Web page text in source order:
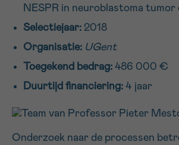
NESPR in neuroblastoma tumor
Selectiejaar: 2018
Organisatie: UGent
Toegekend bedrag: 486 000 €
Duurtijd financiering: 4 jaar
Onderzoek naar de processen
VOORNAAM
EMAIL
Verder